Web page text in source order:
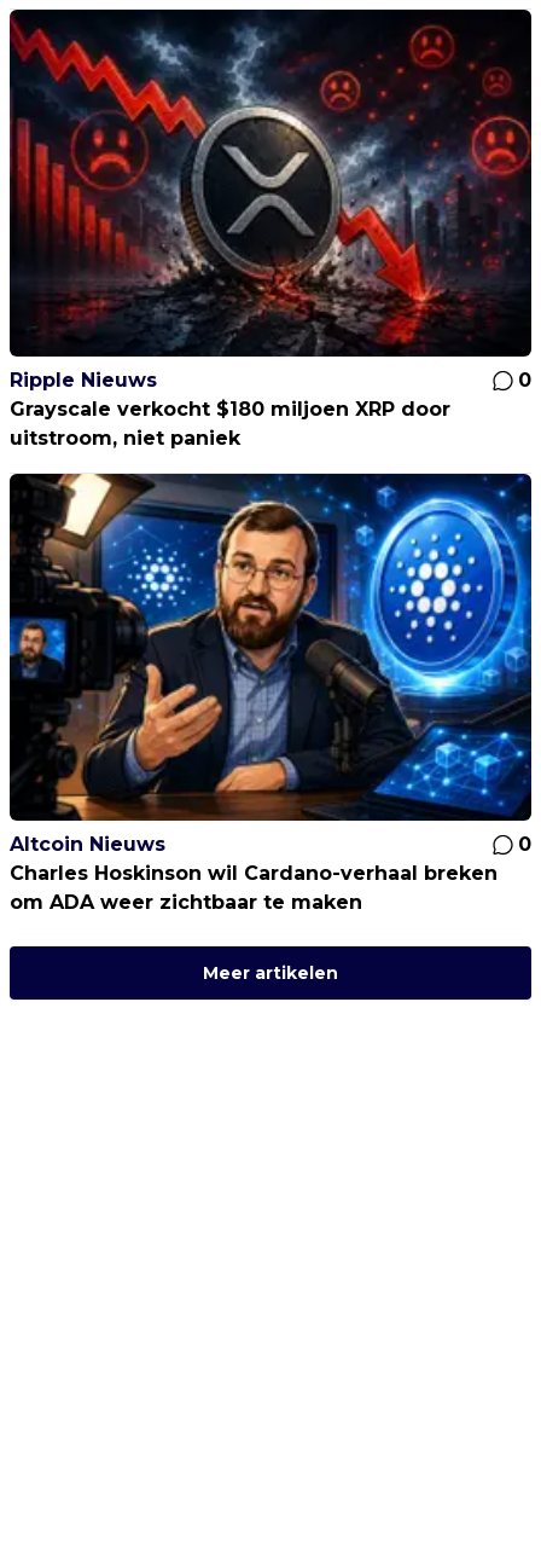
Ripple Nieuws
0
Grayscale verkocht $180 miljoen XRP door
uitstroom, niet paniek
Altcoin Nieuws
0
Charles Hoskinson wil Cardano-verhaal breken
om ADA weer zichtbaar te maken
Meer artikelen